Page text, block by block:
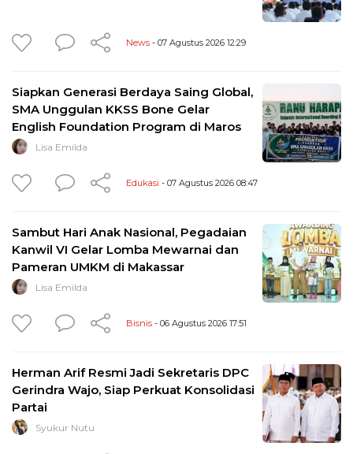
News - 07 Agustus 2026 12:29
Siapkan Generasi Berdaya Saing Global,
SMA Unggulan KKSS Bone Gelar
English Foundation Program di Maros
Lisa Emilda
Edukasi - 07 Agustus 2026 08:47
Sambut Hari Anak Nasional, Pegadaian
Kanwil VI Gelar Lomba Mewarnai dan
Pameran UMKM di Makassar
Lisa Emilda
Bisnis - 06 Agustus 2026 17:51
Herman Arif Resmi Jadi Sekretaris DPC
Gerindra Wajo, Siap Perkuat Konsolidasi
Partai
Syukur Nutu